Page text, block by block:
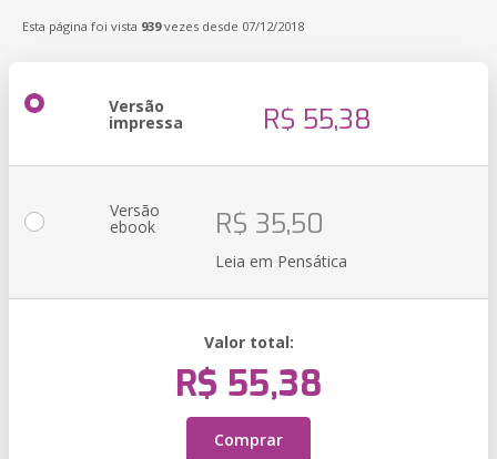
Esta página foi vista 939vezes desde 07/12/2018
Versão
impressa R$ 55,38
Versão
ebook R$ 35,50
Leia em Pensática
Valor total:
R$ 55,38
Comprar